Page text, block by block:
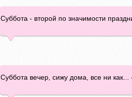
Суббота - второй по значимости
Суббота вечер, сижу дома, все ни